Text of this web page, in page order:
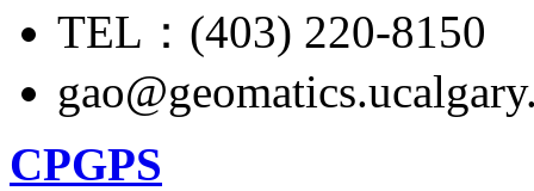
TEL：(403) 220-8150
CPGPS